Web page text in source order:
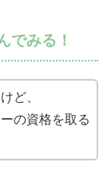
でみる！
ど、
の資格を取る